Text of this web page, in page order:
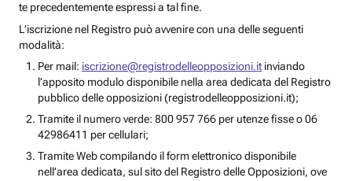
te precedentemente espressi a tal fine.
L’iscrizione nel Registro può avvenire con una delle seguenti
modalità:
Per mail: iscrizione@registrodelleopposizioni.it inviando
l’apposito modulo disponibile nella area dedicata del Registro
pubblico delle opposizioni (registrodelleopposizioni.it);
Tramite il numero verde: 800 957 766 per utenze fisse o 06
42986411 per cellulari;
Tramite Web compilando il form elettronico disponibile
nell’area dedicata, sul sito del Registro delle Opposizioni, ove